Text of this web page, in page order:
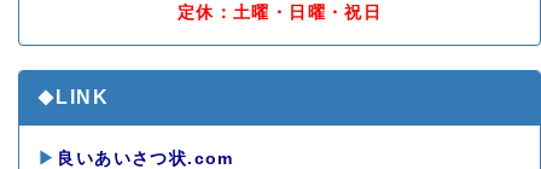
定休：土曜・日曜・祝日
◆ LINK
▶ 良いあいさつ状.com